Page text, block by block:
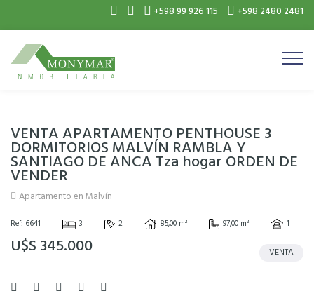
+598 99 926 115 +598 2480 2481
VENTA APARTAMENTO PENTHOUSE 3
DORMITORIOS MALVÍN RAMBLA Y
SANTIAGO DE ANCA Tza hogar ORDEN DE
VENDER
Apartamento en Malvín
Ref: 6641 3 2 85,00 m² 97,00 m² 1
U$S 345.000 VENTA